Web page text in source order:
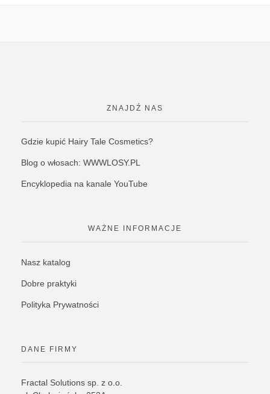
ZNAJDŹ NAS
Gdzie kupić Hairy Tale Cosmetics?
Blog o włosach: WWWLOSY.PL
Encyklopedia na kanale YouTube
WAŻNE INFORMACJE
Nasz katalog
Dobre praktyki
Polityka Prywatności
DANE FIRMY
Fractal Solutions sp. z o.o.